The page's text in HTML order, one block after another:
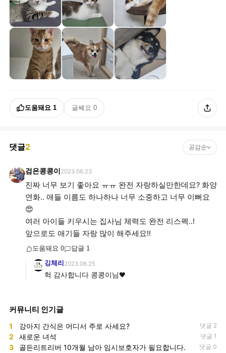
도움돼요 1 글쎄요 0
댓글2 공감순
검은콩콩이 2023.06.23
진짜 너무 보기 좋아요 ㅠㅠ 완전 자랑하실만한데요? 화양
연화.. 애들 이름도 하나하나 너무 소중하고 너무 이뻐요
😍
여러 아이들 키우시는 집사님 체력도 완전 리스펙..!
앞으로도 애기들 자랑 많이 해주세요!!
도움돼요 0 답글 1
깅체리 2023.06.25
헉 감사합니다 콩콩이님🖤
커뮤니티 인기글
1 강아지 간식은 어디서 주로 사세요? 댓글 2
2 새로운 녀석 댓글 1
3 골든리트리버 10개월 남아 임시보호자가 필요합니다. 댓글 0